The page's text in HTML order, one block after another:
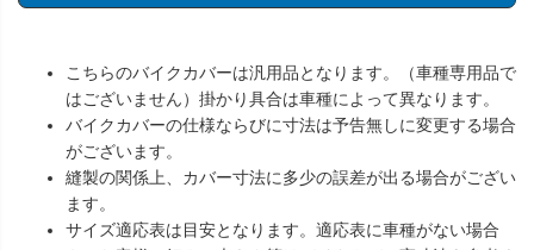
こちらのバイクカバーは汎用品となります。（車種専用品で
はございません）掛かり具合は車種によって異なります。
バイクカバーの仕様ならびに寸法は予告無しに変更する場合
がございます。
縫製の関係上、カバー寸法に多少の誤差が出る場合がござい
ます。
サイズ適応表は目安となります。適応表に車種がない場合